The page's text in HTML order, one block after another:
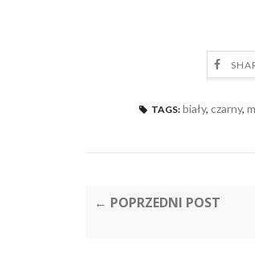
TAGS: biały, czarny,
← POPRZEDNI POST